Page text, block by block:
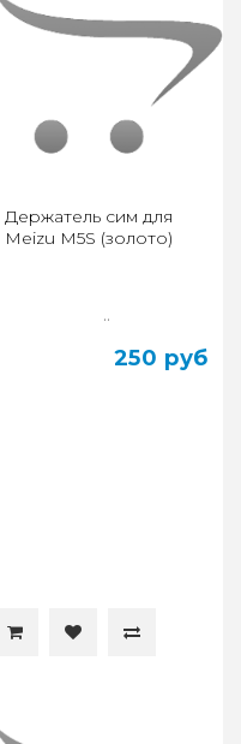
Держатель сим для
Meizu M5S (золото)
..
250 руб